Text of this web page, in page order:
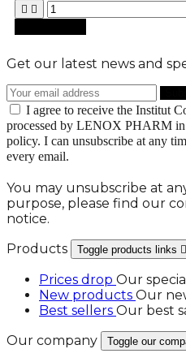
 
Get our latest news and
I agree to receive the Institut
processed by LENOX PHARM
policy. I can unsubscribe at any
every email.
You may unsubscribe at
purpose, please find our
notice.
Products
Toggle products links 
Prices drop Our
New products Our
Best sellers Our best
Our company
Toggle our